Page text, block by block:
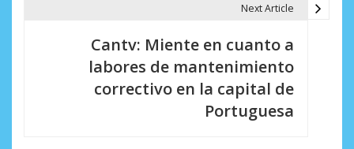
Next Article
Cantv: Miente en cuanto a
labores de mantenimiento
correctivo en la capital de
Portuguesa